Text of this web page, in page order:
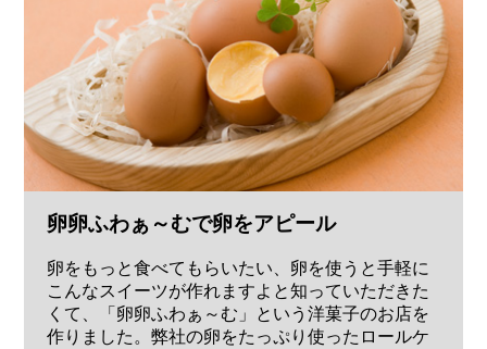
卵卵ふわぁ～むで卵をアピール
卵をもっと食べてもらいたい、卵を使うと手軽に
こんなスイーツが作れますよと知っていただきた
くて、「卵卵ふわぁ～む」という洋菓子のお店を
作りました。弊社の卵をたっぷり使ったロールケ